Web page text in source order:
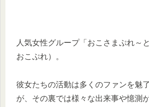
人気女性グループ「おこさまぷれ～
おこぷれ）。
彼女たちの活動は多くのファンを魅
が、その裏では様々な出来事や憶測